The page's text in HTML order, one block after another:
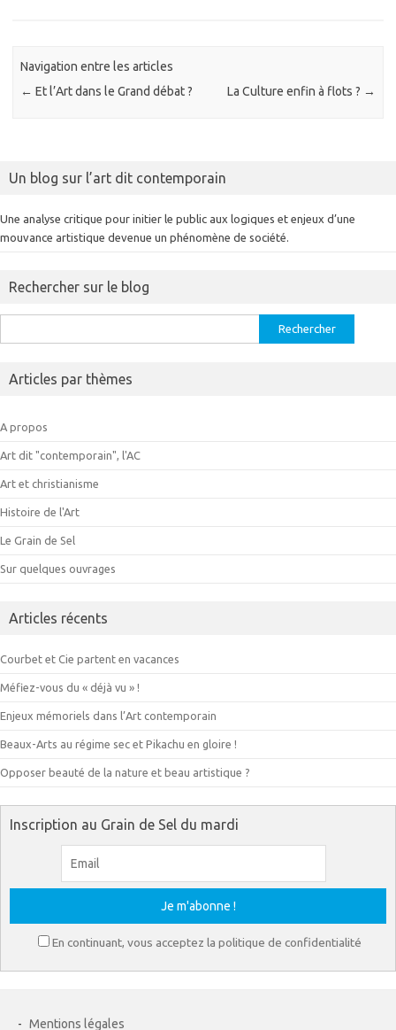
Navigation entre les articles
← Et l’Art dans le Grand débat ? La Culture enfin à flots ? →
Un blog sur l’art dit contemporain
Une analyse critique pour initier le public aux logiques et enjeux d’une
mouvance artistique devenue un phénomène de société.
Rechercher sur le blog
Articles par thèmes
A propos
Art dit "contemporain", l'AC
Art et christianisme
Histoire de l'Art
Le Grain de Sel
Sur quelques ouvrages
Articles récents
Courbet et Cie partent en vacances
Méfiez-vous du « déjà vu » !
Enjeux mémoriels dans l’Art contemporain
Beaux-Arts au régime sec et Pikachu en gloire !
Opposer beauté de la nature et beau artistique ?
Inscription au Grain de Sel du mardi
En continuant, vous acceptez la politique de confidentialité
- Mentions légales